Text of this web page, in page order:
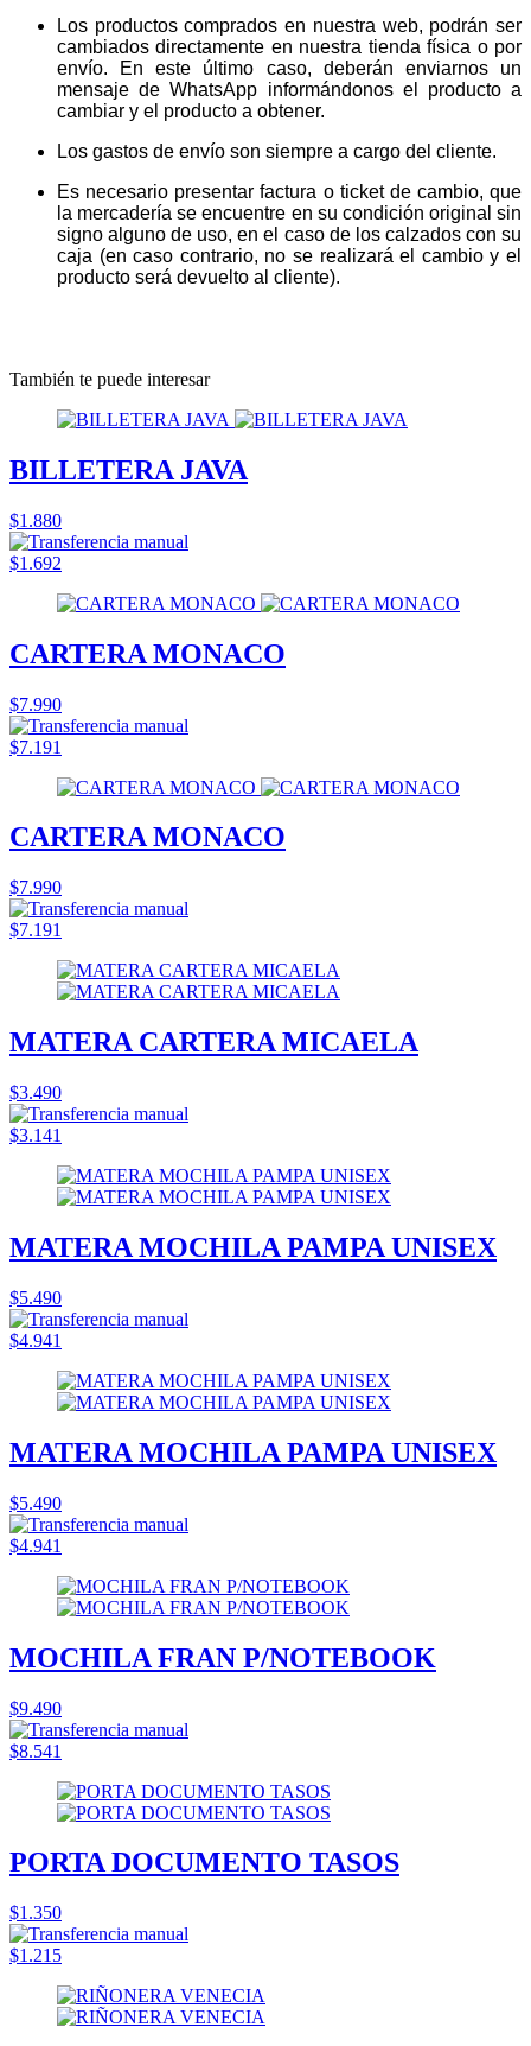
Los productos comprados en nuestra web, podrán ser
cambiados directamente en nuestra tienda física o por
envío. En este último caso, deberán enviarnos un
mensaje de WhatsApp informándonos el producto a
cambiar y el producto a obtener.
Los gastos de envío son siempre a cargo del cliente.
Es necesario presentar factura o ticket de cambio, que
la mercadería se encuentre en su condición original sin
signo alguno de uso, en el caso de los calzados con su
caja (en caso contrario, no se realizará el cambio y el
producto será devuelto al cliente).
También te puede interesar
BILLETERA JAVA
$1.880
$1.692
CARTERA MONACO
$7.990
$7.191
CARTERA MONACO
$7.990
$7.191
MATERA CARTERA MICAELA
$3.490
$3.141
MATERA MOCHILA PAMPA UNISEX
$5.490
$4.941
MATERA MOCHILA PAMPA UNISEX
$5.490
$4.941
MOCHILA FRAN P/NOTEBOOK
$9.490
$8.541
PORTA DOCUMENTO TASOS
$1.350
$1.215